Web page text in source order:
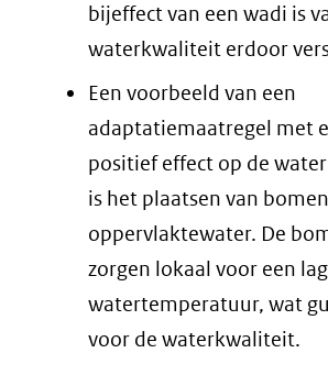
bijeffect van een wadi is
waterkwaliteit erdoor
Een voorbeeld van een
adaptatiemaatregel met
positief effect op de
is het plaatsen van
oppervlaktewater. De
zorgen lokaal voor een
watertemperatuur, wat
voor de waterkwaliteit.